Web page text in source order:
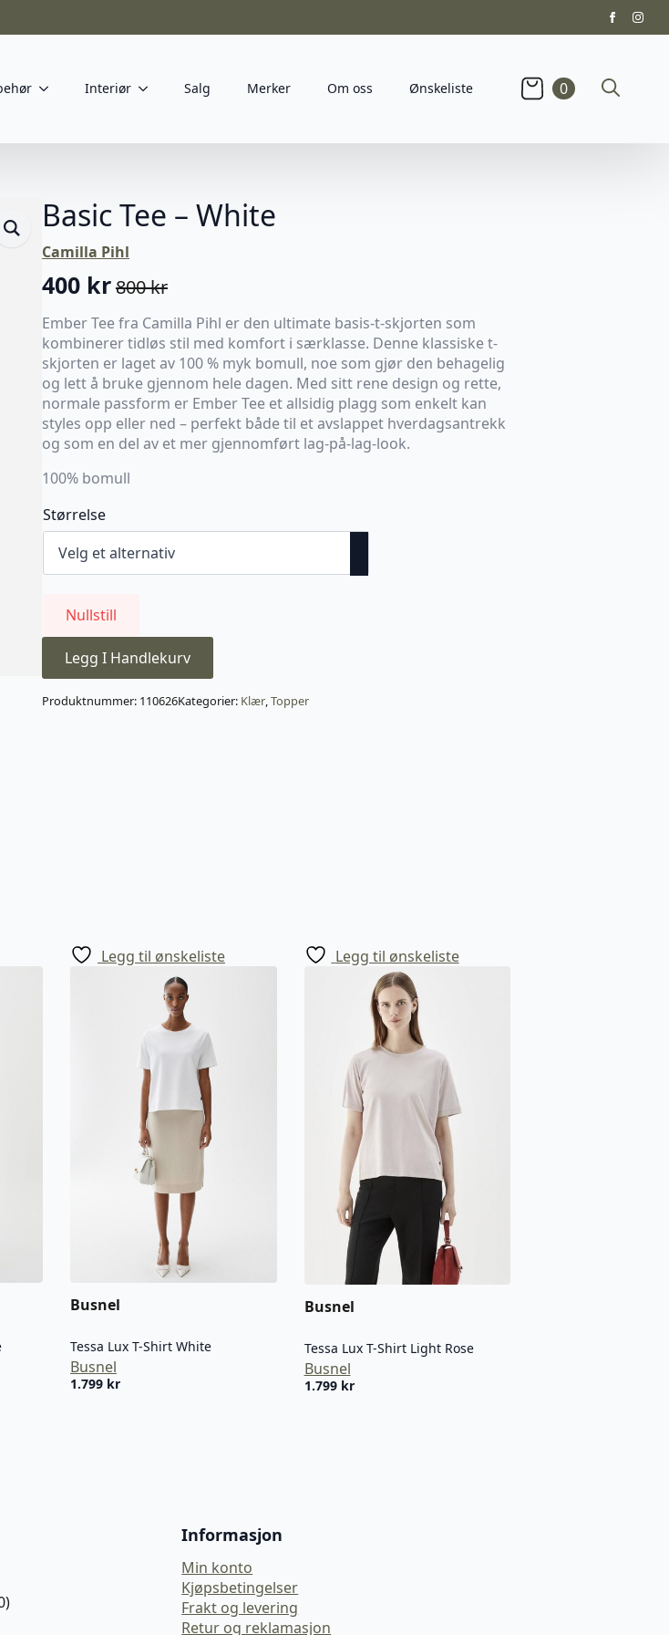
Interiør Salg Merker Om oss Ønskeliste
0
for:
Basic Tee – White
Camilla Pihl
800kr
Opprinnelig
pris
var:
800 kr.
400 kr
Nåværende
pris
er:
400 kr.
Ember Tee fra Camilla Pihl er den ultimate basis-t-skjorten som
kombinerer tidløs stil med komfort i særklasse. Denne klassiske t-
skjorten er laget av 100 % myk bomull, noe som gjør den behagelig
og lett å bruke gjennom hele dagen. Med sitt rene design og rette,
normale passform er Ember Tee et allsidig plagg som enkelt kan
styles opp eller ned – perfekt både til et avslappet hverdagsantrekk
og som en del av et mer gjennomført lag-på-lag-look.
100% bomull
Størrelse
Nullstill
Legg I Handlekurv
Produktnummer: 110626Kategorier: Klær,Topper
Legg til ønskeliste
Busnel
Tessa Lux T-Shirt White
Busnel
1.799 kr
Legg til ønskeliste
Busnel
Tessa Lux T-Shirt Light Rose
Busnel
1.799 kr
Informasjon
Min konto
Kjøpsbetingelser
Frakt og levering
Retur og reklamasjon